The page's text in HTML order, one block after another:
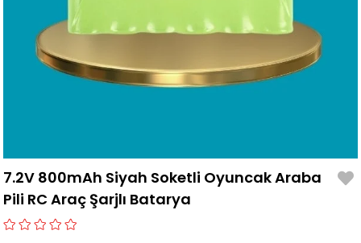
7.2V 800mAh Siyah Soketli Oyuncak Araba
Pili RC Araç Şarjlı Batarya